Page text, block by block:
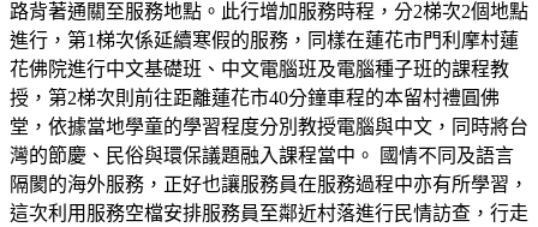
路背著通關至服務地點。此行增加服務時程，分2梯次2個地點
進行，第1梯次係延續寒假的服務，同樣在蓮花市門利摩村蓮
花佛院進行中文基礎班、中文電腦班及電腦種子班的課程教
授，第2梯次則前往距離蓮花市40分鐘車程的本留村禮圓佛
堂，依據當地學童的學習程度分別教授電腦與中文，同時將台
灣的節慶、民俗與環保議題融入課程當中。 國情不同及語言
隔閡的海外服務，正好也讓服務員在服務過程中亦有所學習，
這次利用服務空檔安排服務員至鄰近村落進行民情訪查，行走